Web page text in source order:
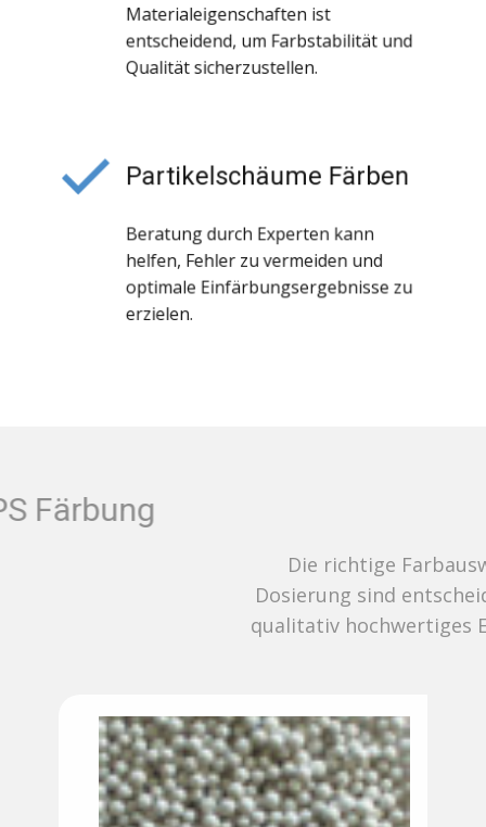
Materialeigenschaften ist
entscheidend, um Farbstabilität und
Qualität sicherzustellen.
Partikelschäume Färben
Beratung durch Experten kann
helfen, Fehler zu vermeiden und
optimale Einfärbungsergebnisse zu
erzielen.
EPS Färbung
Die richtige Farbauswahl und
Dosierung sind entscheidend für ein
qualitativ hochwertiges Endergebnis.